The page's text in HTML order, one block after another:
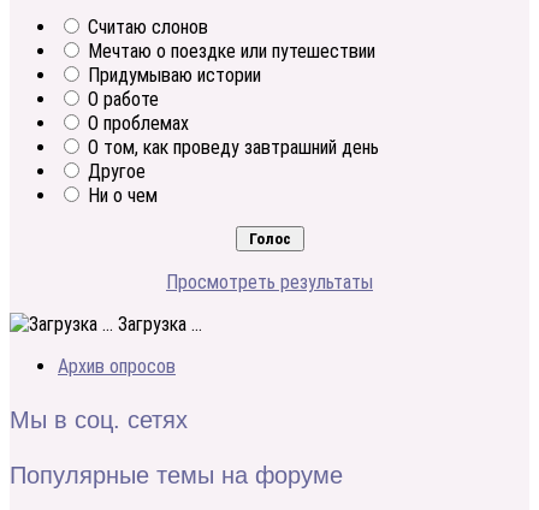
Считаю слонов
Мечтаю о поездке или путешествии
Придумываю истории
О работе
О проблемах
О том, как проведу завтрашний день
Другое
Ни о чем
Просмотреть результаты
Загрузка ...
Архив опросов
Мы в соц. сетях
Популярные темы на форуме